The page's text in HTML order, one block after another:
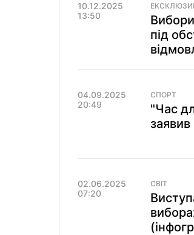
10.12.2025
13:50
під
04.09.2025
20:49
СПОРТ
"Час
заявив
02.06.2025
07:20
СВІТ